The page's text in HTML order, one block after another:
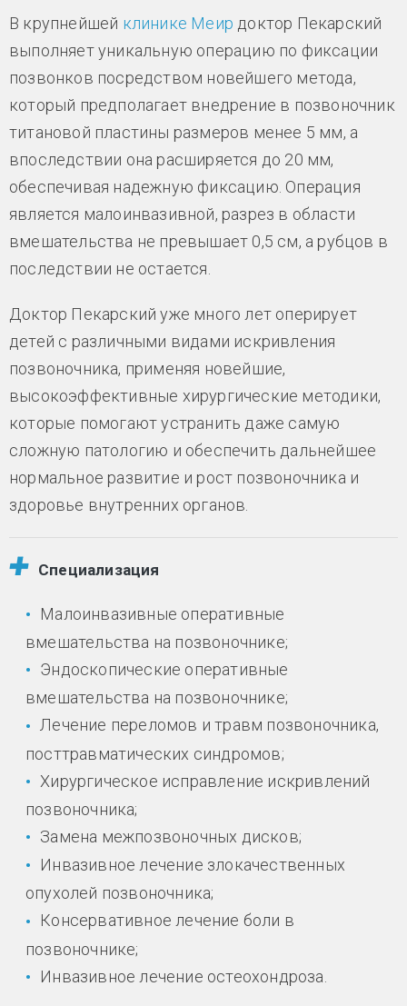
В крупнейшей клинике Меир доктор Пекарский
выполняет уникальную операцию по фиксации
позвонков посредством новейшего метода,
который предполагает внедрение в позвоночник
титановой пластины размеров менее 5 мм, а
впоследствии она расширяется до 20 мм,
обеспечивая надежную фиксацию. Операция
является малоинвазивной, разрез в области
вмешательства не превышает 0,5 см, а рубцов в
последствии не остается.
Доктор Пекарский уже много лет оперирует
детей с различными видами искривления
позвоночника, применяя новейшие,
высокоэффективные хирургические методики,
которые помогают устранить даже самую
сложную патологию и обеспечить дальнейшее
нормальное развитие и рост позвоночника и
здоровье внутренних органов.
Специализация
Малоинвазивные оперативные
вмешательства на позвоночнике;
Эндоскопические оперативные
вмешательства на позвоночнике;
Лечение переломов и травм позвоночника,
посттравматических синдромов;
Хирургическое исправление искривлений
позвоночника;
Замена межпозвоночных дисков;
Инвазивное лечение злокачественных
опухолей позвоночника;
Консервативное лечение боли в
позвоночнике;
Инвазивное лечение остеохондроза.